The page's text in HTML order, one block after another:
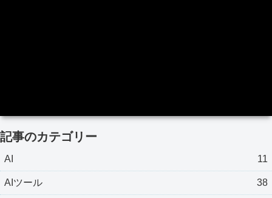
記事のカテゴリー
AI 11
AIツール 38